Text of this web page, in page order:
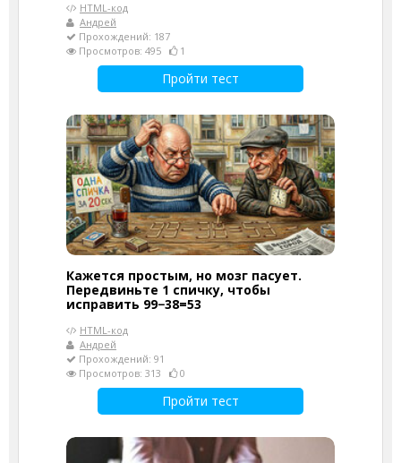
HTML-код
Андрей
Прохождений: 187
Просмотров: 495
1
Пройти тест
Кажется простым, но мозг пасует.
Передвиньте 1 спичку, чтобы
исправить 99−38=53
HTML-код
Андрей
Прохождений: 91
Просмотров: 313
0
Пройти тест